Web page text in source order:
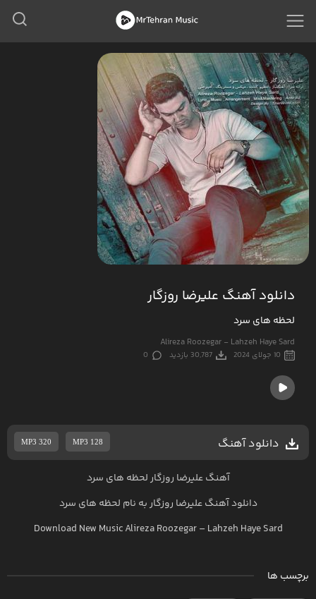
دانلود آهنگ علیرضا روزگار
لحظه های سرد
Alireza Roozegar - Lahzeh Haye Sard
10 جولای 2024 30,787 بازدید 0
دانلود آهنگ MP3 320 MP3 128
آهنگ علیرضا روزگار لحظه های سرد
دانلود آهنگ علیرضا روزگاربه نام لحظه های سرد
Download New MusicAlireza Roozegar– Lahzeh Haye Sard
برچسب ها